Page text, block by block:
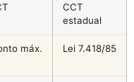
CCT
estadual
máx.
Lei 7.418/85